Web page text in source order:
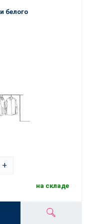
продукты линейки
белого
+
на складе